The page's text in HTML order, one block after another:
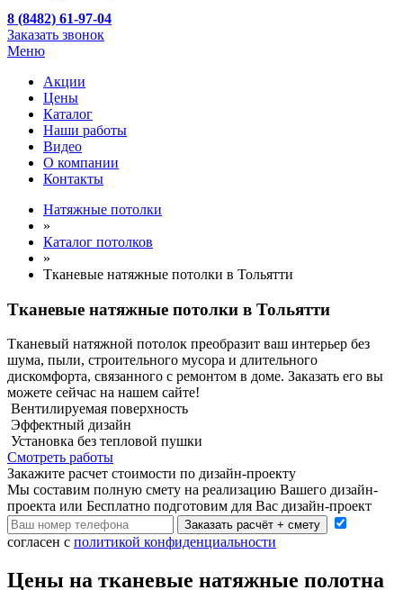
8 (8482) 61-97-04
Заказать звонок
Меню
Акции
Цены
Каталог
Наши работы
Видео
О компании
Контакты
Натяжные потолки
»
Каталог потолков
»
Тканевые натяжные потолки в Тольятти
Тканевые натяжные потолки в Тольятти
Тканевый натяжной потолок преобразит ваш интерьер без
шума, пыли, строительного мусора и длительного
дискомфорта, связанного с ремонтом в доме. Заказать его вы
можете сейчас на нашем сайте!
Вентилируемая поверхность
Эффектный дизайн
Установка без тепловой пушки
Смотреть работы
Закажите расчет cтоимости по дизайн-проекту
Мы составим полную смету на реализацию Вашего дизайн-
проекта или Бесплатно подготовим для Вас дизайн-проект
Заказать расчёт + смету
согласен с политикой конфиденциальности
Цены на тканевые натяжные полотна